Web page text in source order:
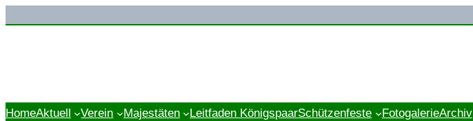
HomeAktuell Verein Majestäten Leitfaden KönigspaarSchützenfeste FotogalerieArchiv